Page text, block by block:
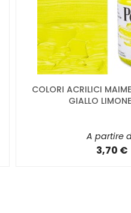
COLORI ACRILICI
GIALLO
A partire
3,70 €